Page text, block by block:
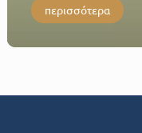
περισσότερα